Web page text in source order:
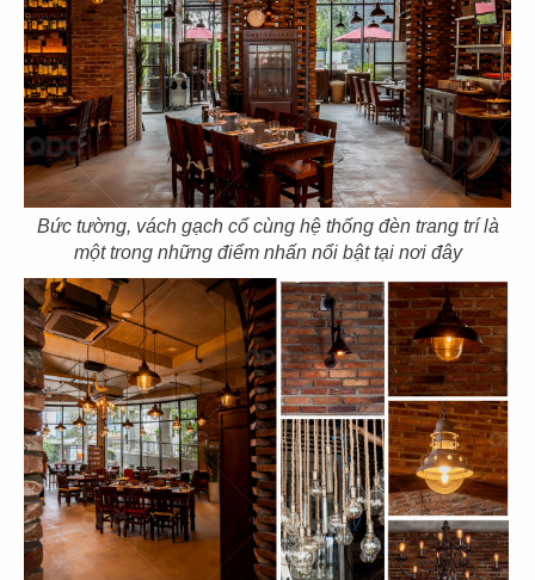
Bức tường, vách gạch cổ cùng hệ thống đèn trang trí là
một trong những điểm nhấn nổi bật tại nơi đây
THAI BUCKHEAD
CN Hoa Kỳ
NGÔ RESTAURANT
CN CH CZECH
103
MUTSUMIAN
CN Lê Thánh Tôn - Q.1
104
HERVÉ DINING
105
TRỐNG CƠM
CN Mega Mall - Q.9
106
DON CHICKEN
CN Long Khánh